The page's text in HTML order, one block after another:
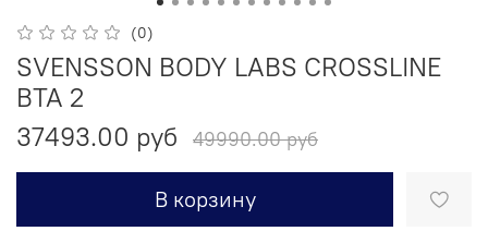
(0)
SVENSSON BODY LABS CROSSLINE
BTA 2
37493.00 руб
49990.00 руб
В корзину